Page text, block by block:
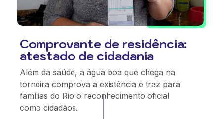
Comprovante de residência:
atestado de cidadania
Além da saúde, a água boa que chega na
torneira comprova a existência e traz para
famílias do Rio o reconhecimento oficial
como cidadãos.